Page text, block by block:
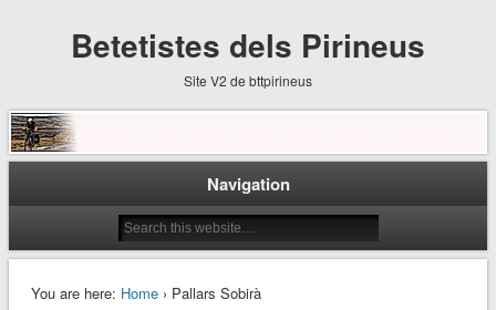
Betetistes dels Pirineus
Site V2 de bttpirineus
Navigation
You are here: Home› Pallars Sobirà